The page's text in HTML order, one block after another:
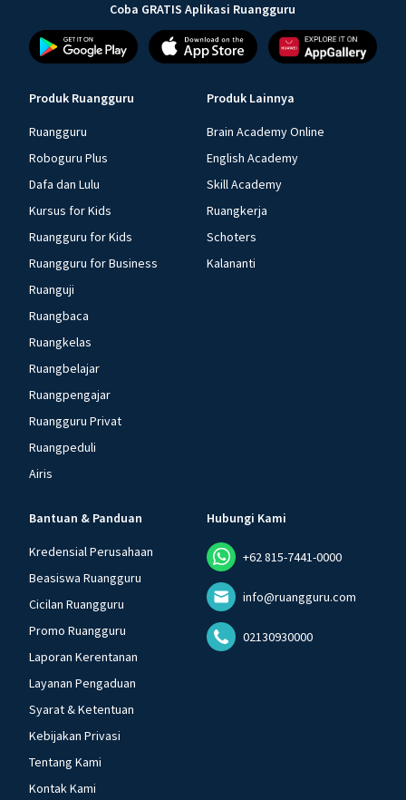
Coba GRATIS Aplikasi Ruangguru
Produk Ruangguru
Ruangguru
Roboguru Plus
Dafa dan Lulu
Kursus for Kids
Ruangguru for Kids
Ruangguru for Business
Ruanguji
Ruangbaca
Ruangkelas
Ruangbelajar
Ruangpengajar
Ruangguru Privat
Ruangpeduli
Airis
Produk Lainnya
Brain Academy Online
English Academy
Skill Academy
Ruangkerja
Schoters
Kalananti
Bantuan & Panduan
Kredensial Perusahaan
Beasiswa Ruangguru
Cicilan Ruangguru
Promo Ruangguru
Laporan Kerentanan
Layanan Pengaduan
Syarat & Ketentuan
Kebijakan Privasi
Tentang Kami
Kontak Kami
Hubungi Kami
+62 815-7441-0000
info@ruangguru.com
02130930000